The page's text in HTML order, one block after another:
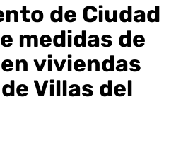
de Ciudad
medidas de
viviendas
Villas del